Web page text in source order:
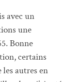
avec un
une
Bonne
certains
les autres en